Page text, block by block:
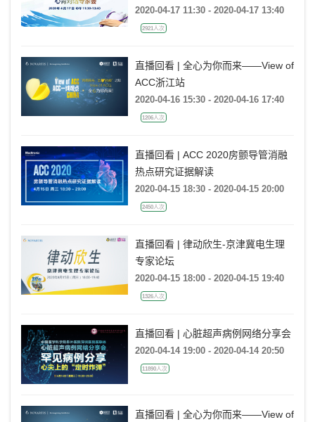
2020-04-17 11:30 - 2020-04-17 13:40
2921人次
直播回看 | 全心为你而来——View of
ACC浙江站
2020-04-16 15:30 - 2020-04-16 17:40
1206人次
直播回看 | ACC 2020房颤导管消融
热点研究证据解读
2020-04-15 18:30 - 2020-04-15 20:00
2450人次
直播回看 | 律动欣生-京津冀电生理
专家论坛
2020-04-15 18:00 - 2020-04-15 19:40
1326人次
直播回看 | 心脏超声病例网络分享会
2020-04-14 19:00 - 2020-04-14 20:50
11890人次
直播回看 | 全心为你而来——View of